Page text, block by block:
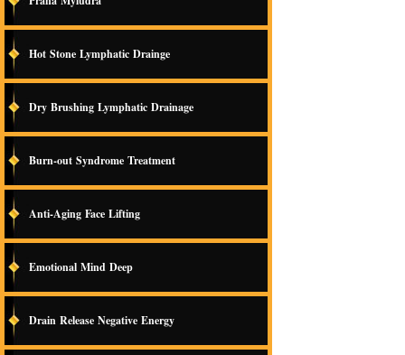
Hot Stone Lymphatic Drainge
Dry Brushing Lymphatic Drainage
Burn-out Syndrome Treatment
Anti-Aging Face Lifting
Emotional Mind Deep
Drain Release Negative Energy